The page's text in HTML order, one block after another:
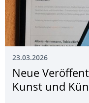
23.03.2026
Neue
Kunst und